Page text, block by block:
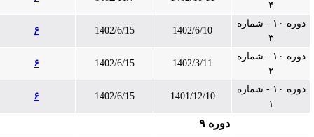
دوره ۱۰ - شماره
1402/6/10
1402/6/15
دوره ۱۰ - شماره
1402/3/11
1402/6/15
دوره ۱۰ - شماره
1401/12/10
1402/6/15
دوره ۹